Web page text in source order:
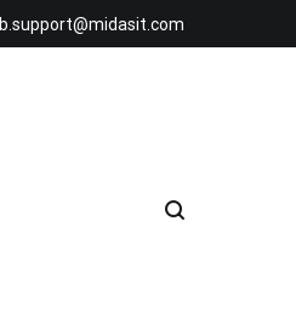
b.support@midasit.com